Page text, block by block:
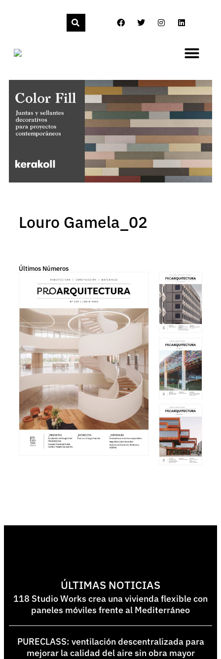
Louro Gamela_02
Últimos Números
ÚLTIMAS NOTICIAS
118 Studio Works crea una vivienda flexible con
paneles móviles frente al Mediterráneo
PURECLASS: ventilación descentralizada para
mejorar la calidad del aire sin obra mayor